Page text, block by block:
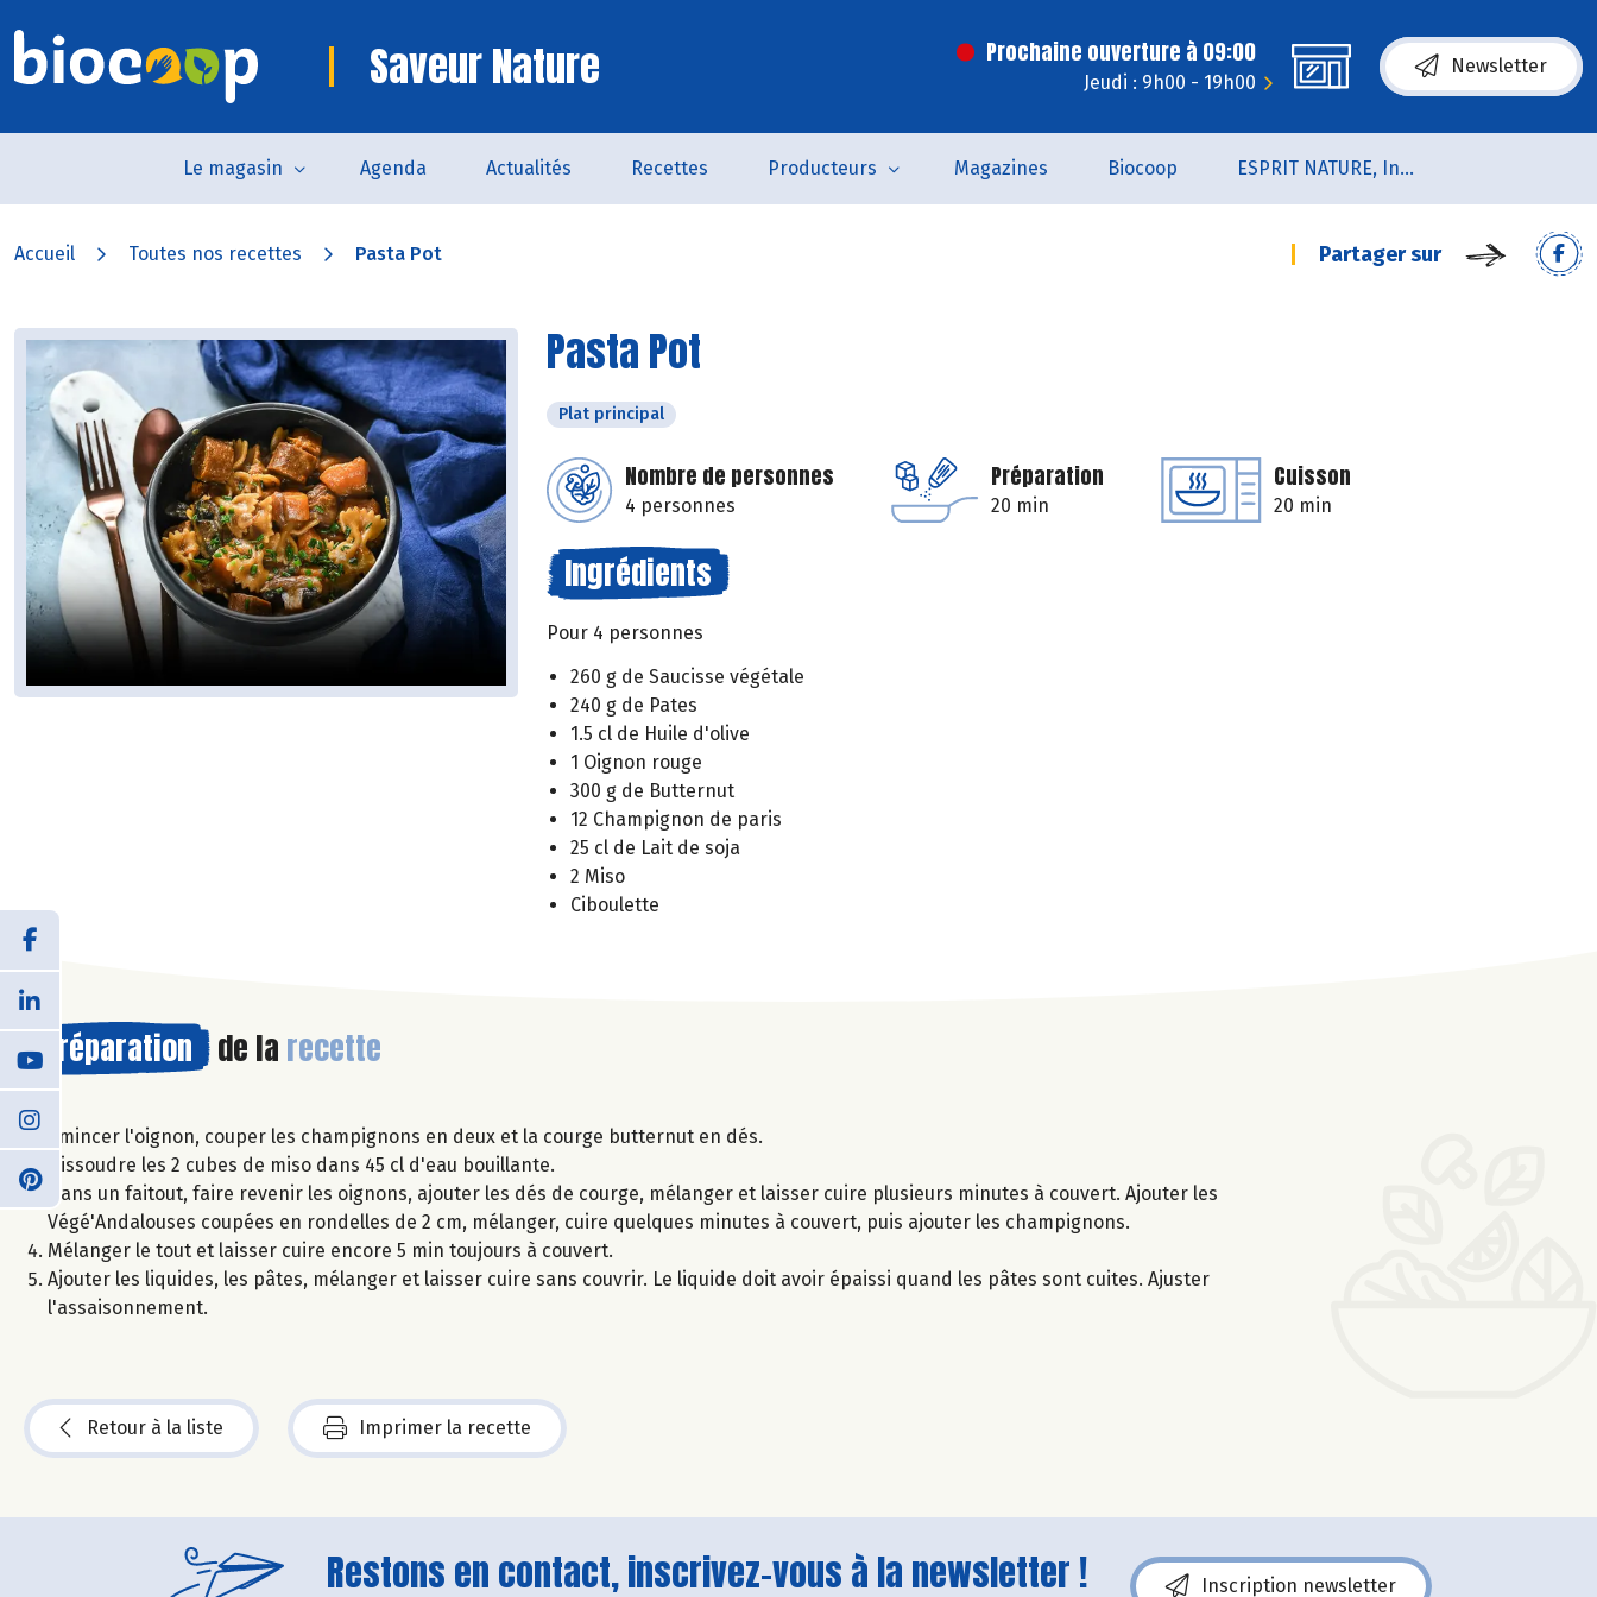
Saveur Nature Prochaine ouverture à 09:00
Jeudi : 9h00 - 19h00
Newsletter
Le magasin Agenda Actualités Recettes Producteurs Magazines Biocoop ESPRIT NATURE, Institut de Beauté et de Bien-être
Accueil Toutes nos recettes Pasta Pot Partager sur
Pasta Pot
Plat principal
Nombre de personnes
4 personnes
Préparation
20 min
Cuisson
20 min
Ingrédients
Pour 4 personnes
260 g de Saucisse végétale
240 g de Pates
1.5 cl de Huile d'olive
1 Oignon rouge
300 g de Butternut
12 Champignon de paris
25 cl de Lait de soja
2 Miso
Ciboulette
Préparation de la recette
Émincer l'oignon, couper les champignons en deux et la courge butternut en dés.
Dissoudre les 2 cubes de miso dans 45 cl d'eau bouillante.
Dans un faitout, faire revenir les oignons, ajouter les dés de courge, mélanger et laisser cuire plusieurs minutes à couvert. Ajouter les
Végé'Andalouses coupées en rondelles de 2 cm, mélanger, cuire quelques minutes à couvert, puis ajouter les champignons.
Mélanger le tout et laisser cuire encore 5 min toujours à couvert.
Ajouter les liquides, les pâtes, mélanger et laisser cuire sans couvrir. Le liquide doit avoir épaissi quand les pâtes sont cuites. Ajuster
l'assaisonnement.
Retour à la liste Imprimer la recette
Restons en contact, inscrivez-vous à la newsletter ! Inscription newsletter